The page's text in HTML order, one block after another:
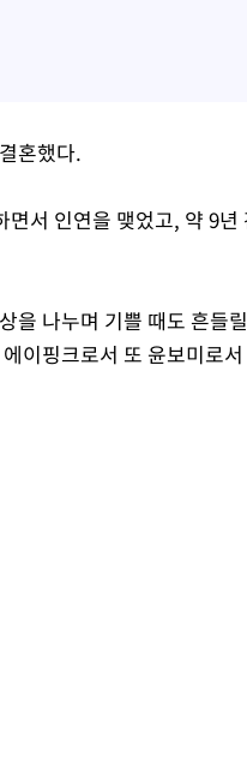
혼했다.
서 인연을 맺었고, 약 9년
을 나누며 기쁠 때도 흔들
이핑크로서 또 윤보미로